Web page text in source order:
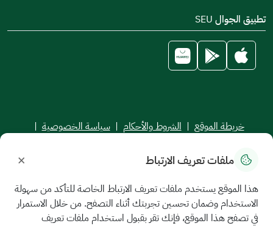
تطبيق الجوال SEU
خريطة الموقع | الشروط والأحكام | سياسة الخصوصية |
جميع الحقوق محفوظة للجامعة السعودية الإلكترونية © 2026
ملفات تعريف الارتباط ×
هذا الموقع يستخدم ملفات تعريف الارتباط الخاصة للتأكد من سهولة
الاستخدام وضمان تحسين تجربتك أثناء التصفح. من خلال الاستمرار
في تصفح هذا الموقع، فإنك تقر بقبول استخدام ملفات تعريف